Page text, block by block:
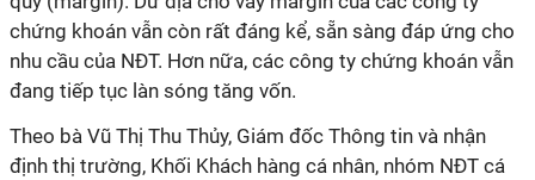
chứng khoán vẫn còn rất đáng kể, sẵn sàng đáp ứng cho
nhu cầu của NĐT. Hơn nữa, các công ty chứng khoán vẫn
đang tiếp tục làn sóng tăng vốn.
Theo bà Vũ Thị Thu Thủy, Giám đốc Thông tin và nhận
định thị trường, Khối Khách hàng cá nhân, nhóm NĐT cá